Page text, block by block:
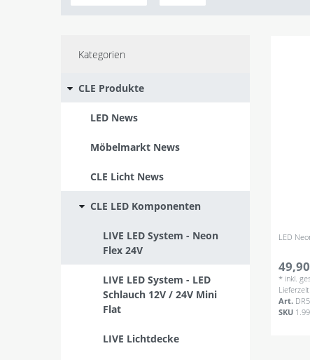
Kategorien
CLE Produkte
LED News
Möbelmarkt News
CLE Licht News
CLE LED Komponenten
LIVE LED System - Neon
Flex 24V
LIVE LED System - LED
Schlauch 12V / 24V Mini
Flat
LIVE Lichtdecke
LED
* inkl.
Art.
SKU